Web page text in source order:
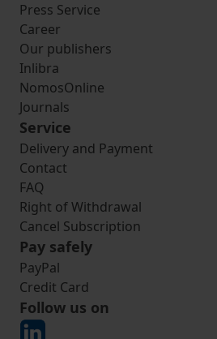
Press Service
Career
Our publishers
Inlibra
NomosOnline
Journals
Service
Delivery and Payment
Contact
FAQ
Right of Withdrawal
Cancel Subscription
Pay safely
PayPal
Credit Card
Follow us on